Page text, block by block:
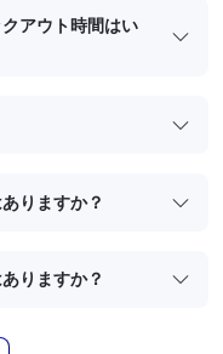
アウト時間はい
りますか？
りますか？